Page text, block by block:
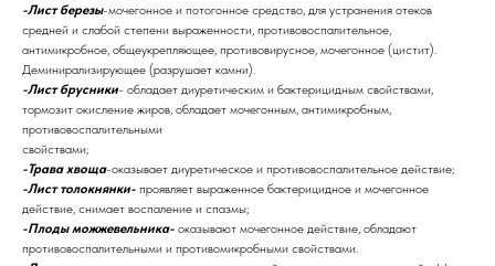
-Лист березы-мочегонное и потогонное средство, для устранения отеков
средней и слабой степени выраженности, противовоспалительное,
антимикробное, общеукрепляющее, противовирусное, мочегонное (цистит).
Деминирализирующее (разрушает камни).
-Лист брусники- обладает диуретическим и бактерицидным свойствами,
тормозит окисление жиров, обладает мочегонным, антимикробным,
противовоспалительными
свойствами;
-Трава хвоща-оказывает диуретическое и противовоспалительное действие;
-Лист толокнянки- проявляет выраженное бактерицидное и мочегонное
действие, снимает воспаление и спазмы;
-Плоды можжевельника- оказывают мочегонное действие, обладают
противовоспалительными и противомикробными свойствами.